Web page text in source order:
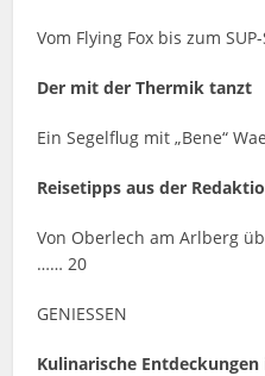
Vom Flying Fox bis zum
Der mit der Thermik tanzt
Ein Segelflug mit „Bene“
Reisetipps aus der
Von Oberlech am Arlberg
…… 20
GENIESSEN
Kulinarische